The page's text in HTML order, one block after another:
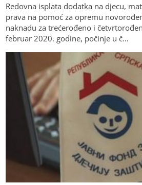
Redovna isplata dodatka na djecu,
prava na pomoć za opremu
naknadu za trećerođeno i
februar 2020. godine, počinje u č…